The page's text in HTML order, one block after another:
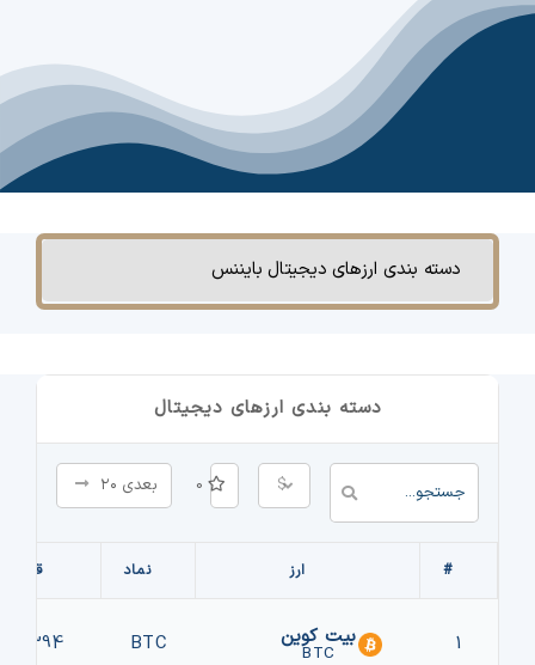
تابلوخوانی ارزهای دیجیتال
کوین مارکت کپ
چت جی پی تی رایگان
فیلتر ارزهای دیجیتال
شاخص ترس و طمع
دسته بندی ارزهای دیجیتال بایننس
دسته بندی ارزهای دیجیتال
$ بعدی ۲۰
# ارز نماد قیمت
1 بیت کوین
BTC
BTC
66,394